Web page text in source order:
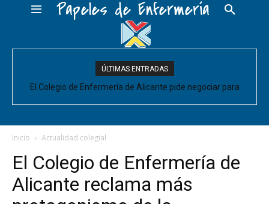
Papeles de Enfermería
ÚLTIMAS ENTRADAS
El Colegio de Enfermería de Alicante pide negociar para
y CESM-CV
Inicio Actualidad colegial
El Colegio de Enfermería de
Alicante reclama más